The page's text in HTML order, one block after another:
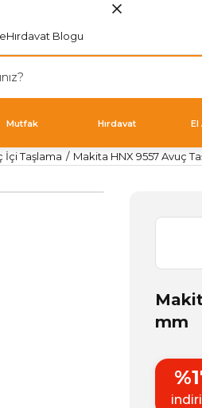
Hırdavat Blogu
Mutfak Hırdavat El
İçi Taşlama Makita HNX 9557 Avuç
mm